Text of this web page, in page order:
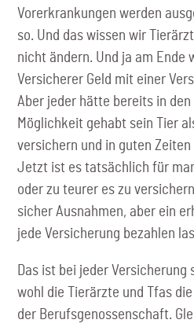
Vorerkrankungen werden
so. Und das wissen wir
nicht ändern. Und ja am Ende
Versicherer Geld mit einer
Aber jeder hätte bereits in
Möglichkeit gehabt sein Tier
versichern und in guten
Jetzt ist es tatsächlich für
oder zu teurer es zu
sicher Ausnahmen, aber ein
jede Versicherung bezahlen
Das ist bei jeder Versicherung
wohl die Tierärzte und Tfas
der Berufsgenossenschaft.